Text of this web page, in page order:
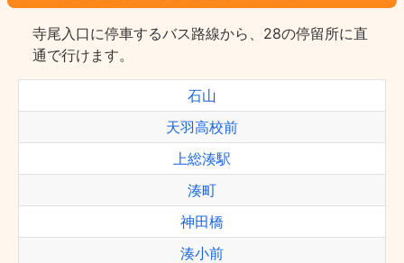
寺尾入口に停車するバス路線から、28の停留所に直
通で行けます。
石山
天羽高校前
上総湊駅
湊町
神田橋
湊小前